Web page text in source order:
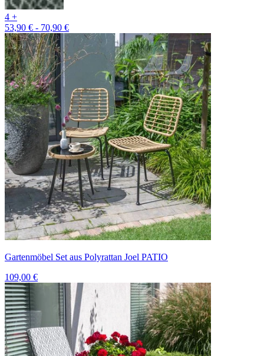
4 +
53,90 € - 70,90 €
Gartenmöbel Set aus Polyrattan Joel PATIO
109,00 €